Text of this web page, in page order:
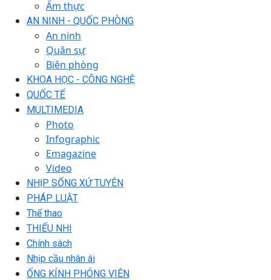
Ẩm thực
AN NINH - QUỐC PHÒNG
An ninh
Quân sự
Biên phòng
KHOA HỌC - CÔNG NGHỆ
QUỐC TẾ
MULTIMEDIA
Photo
Infographic
Emagazine
Video
NHỊP SỐNG XỨ TUYÊN
PHÁP LUẬT
Thể thao
THIẾU NHI
Chính sách
Nhịp cầu nhân ái
ỐNG KÍNH PHÓNG VIÊN